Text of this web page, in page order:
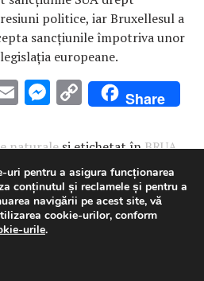
politice, iar Bruxellesul a
sancţiunile împotriva unor
europeane.
E
ai
l
M
se
n
g
er
C
o
p
y
Li
n
Share
naturaleși etichetat înBRUA,
. Pune un semn de carte cu
uri pentru a asigura funcționarea
conținutul și reclamele și pentru a
navigării pe acest site, vă
cookie-urilor, conform
urile.